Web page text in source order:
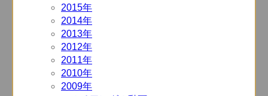
2015年
2014年
2013年
2012年
2011年
2010年
2009年